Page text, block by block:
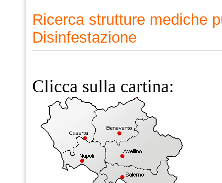
Ricerca strutture mediche
Disinfestazione
Clicca sulla cartina: